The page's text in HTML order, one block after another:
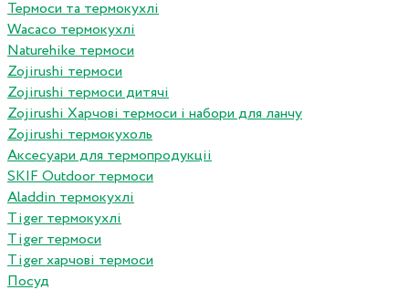
Термоси та термокухлі
Wacaco термокухлі
Naturehike термоси
Zojirushi термоси
Zojirushi термоси дитячі
Zojirushi Харчові термоси і набори для ланчу
Zojirushi термокухоль
Аксесуари для термопродукціі
SKIF Outdoor термоси
Aladdin термокухлі
Tiger термокухлі
Tiger термоси
Tiger харчові термоси
Посуд